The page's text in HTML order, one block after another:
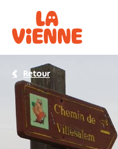
Retour